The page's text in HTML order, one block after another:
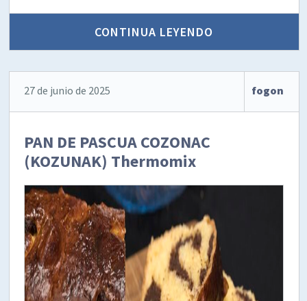
CONTINUA LEYENDO
27 de junio de 2025 fogon
PAN DE PASCUA COZONAC
(KOZUNAK) Thermomix